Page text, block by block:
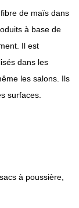
de maïs dans
à base de
Il est
dans les
les salons. Ils
surfaces.
à poussière,